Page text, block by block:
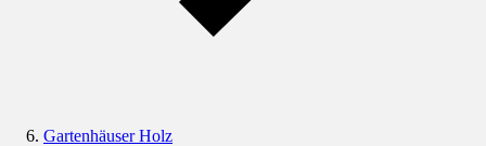
Gartenhäuser Holz